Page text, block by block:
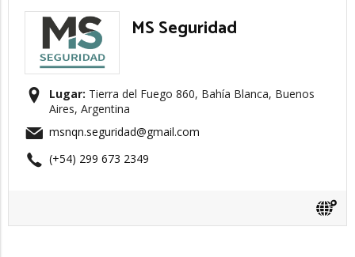
MS Seguridad
Lugar: Tierra del Fuego 860, Bahía Blanca, Buenos
Aires, Argentina
msnqn.seguridad@gmail.com
(+54) 299 673 2349